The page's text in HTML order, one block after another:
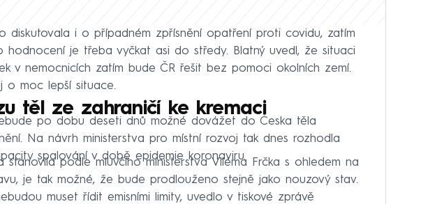
diskutovala i o případném zpřísnění opatření proti covidu, zatím
hodnocení je třeba vyčkat asi do středy. Blatný uvedl, že situaci
v nemocnicích zatím bude ČR řešit bez pomoci okolních zemí.
o moc lepší situace.
těl ze zahraničí ke kremaci
po dobu deseti dnů možné dovážet do Česka těla
Na návrh ministerstva pro místní rozvoj tak dnes rozhodla
spalování v době epidemie koronaviru.
stanovila podle mluvčího ministerstva Viléma Frčka s ohledem na
je tak možné, že bude prodlouženo stejně jako nouzový stav.
muset řídit emisními limity, uvedlo v tiskové zprávě